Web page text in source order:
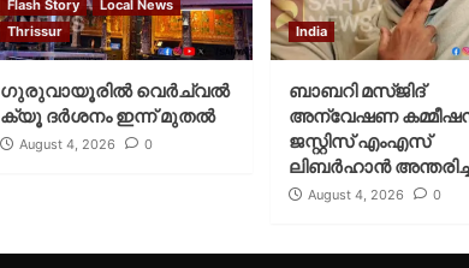
Flash Story
Local News
Thrissur
ഗുരുവായൂരില്‍ വെര്‍ച്വല്‍
ക്യൂ ദര്‍ശനം ഇന്ന് മുതല്‍
August 4, 2026 0
India
ബാബറി മസ്ജിദ്
അന്വേഷണ
ജസ്റ്റിസ് എംഎസ്
ലിബര്‍ഹാന്‍
August 4, 2026 0